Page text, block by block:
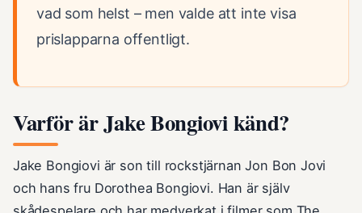
vad som helst – men valde att inte visa
prislapparna offentligt.
Varför är Jake Bongiovi känd?
Jake Bongiovi är son till rockstjärnan Jon Bon Jovi
och hans fru Dorothea Bongiovi. Han är själv